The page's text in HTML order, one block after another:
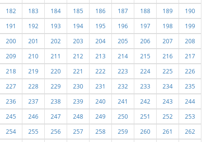
182
183 184 185 186 187 188 189
190
191
192 193 194 195 196 197 198
199
200
201 202 203 204 205 206 207
208
209
210 211 212 213 214 215 216
217
218
219 220 221 222 223 224 225
226
227
228 229 230 231 232 233 234
235
236
237 238 239 240 241 242 243
244
245
246 247 248 249 250 251 252
253
254
255 256 257 258 259 260 261
262